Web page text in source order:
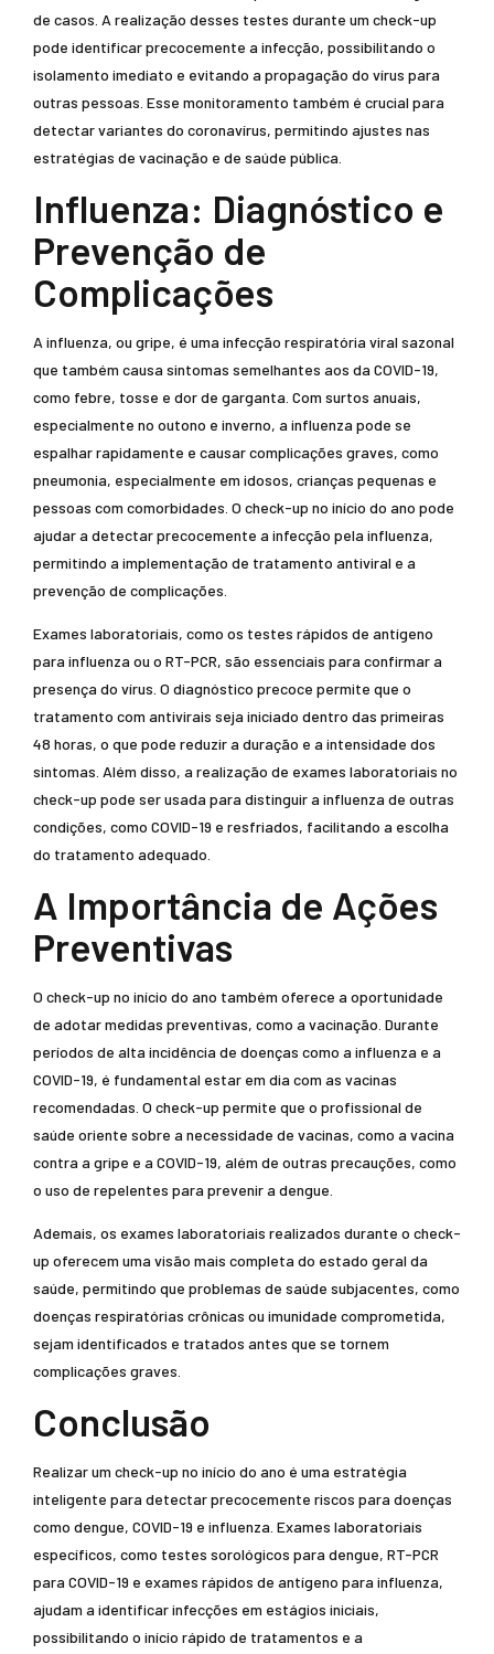
de casos. A realização desses testes durante um check-up
pode identificar precocemente a infecção, possibilitando o
isolamento imediato e evitando a propagação do vírus para
outras pessoas. Esse monitoramento também é crucial para
detectar variantes do coronavírus, permitindo ajustes nas
estratégias de vacinação e de saúde pública.
Influenza: Diagnóstico e
Prevenção de
Complicações
A influenza, ou gripe, é uma infecção respiratória viral sazonal
que também causa sintomas semelhantes aos da COVID-19,
como febre, tosse e dor de garganta. Com surtos anuais,
especialmente no outono e inverno, a influenza pode se
espalhar rapidamente e causar complicações graves, como
pneumonia, especialmente em idosos, crianças pequenas e
pessoas com comorbidades. O check-up no início do ano pode
ajudar a detectar precocemente a infecção pela influenza,
permitindo a implementação de tratamento antiviral e a
prevenção de complicações.
Exames laboratoriais, como os testes rápidos de antígeno
para influenza ou o RT-PCR, são essenciais para confirmar a
presença do vírus. O diagnóstico precoce permite que o
tratamento com antivirais seja iniciado dentro das primeiras
48 horas, o que pode reduzir a duração e a intensidade dos
sintomas. Além disso, a realização de exames laboratoriais no
check-up pode ser usada para distinguir a influenza de outras
condições, como COVID-19 e resfriados, facilitando a escolha
do tratamento adequado.
A Importância de Ações
Preventivas
O check-up no início do ano também oferece a oportunidade
de adotar medidas preventivas, como a vacinação. Durante
períodos de alta incidência de doenças como a influenza e a
COVID-19, é fundamental estar em dia com as vacinas
recomendadas. O check-up permite que o profissional de
saúde oriente sobre a necessidade de vacinas, como a vacina
contra a gripe e a COVID-19, além de outras precauções, como
o uso de repelentes para prevenir a dengue.
Ademais, os exames laboratoriais realizados durante o check-
up oferecem uma visão mais completa do estado geral da
saúde, permitindo que problemas de saúde subjacentes, como
doenças respiratórias crônicas ou imunidade comprometida,
sejam identificados e tratados antes que se tornem
complicações graves.
Conclusão
Realizar um check-up no início do ano é uma estratégia
inteligente para detectar precocemente riscos para doenças
como dengue, COVID-19 e influenza. Exames laboratoriais
específicos, como testes sorológicos para dengue, RT-PCR
para COVID-19 e exames rápidos de antígeno para influenza,
ajudam a identificar infecções em estágios iniciais,
possibilitando o início rápido de tratamentos e a